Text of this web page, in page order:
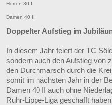
Herren 30 I
Damen 40 II
Doppelter Aufstieg im
In diesem Jahr feiert der TC
sondern auch den Aufstieg von
den Durchmarsch durch die
somit im nächsten Jahr in der
Damen 40 II auch ohne
Ruhr-Lippe-Liga geschafft